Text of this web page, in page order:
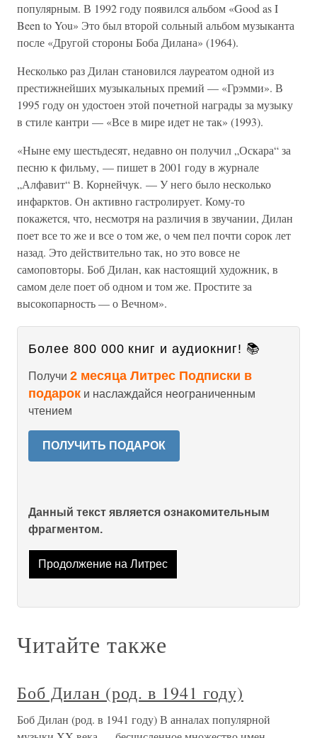
популярным. В 1992 году появился альбом «Good as I
Been to You» Это был второй сольный альбом музыканта
после «Другой стороны Боба Дилана» (1964).
Несколько раз Дилан становился лауреатом одной из
престижнейших музыкальных премий — «Грэмми». В
1995 году он удостоен этой почетной награды за музыку
в стиле кантри — «Все в мире идет не так» (1993).
«Ныне ему шестьдесят, недавно он получил „Оскара“ за
песню к фильму, — пишет в 2001 году в журнале
„Алфавит“ В. Корнейчук. — У него было несколько
инфарктов. Он активно гастролирует. Кому-то
покажется, что, несмотря на различия в звучании, Дилан
поет все то же и все о том же, о чем пел почти сорок лет
назад. Это действительно так, но это вовсе не
самоповторы. Боб Дилан, как настоящий художник, в
самом деле поет об одном и том же. Простите за
высокопарность — о Вечном».
Более 800 000 книг и аудиокниг! 📚
Получи 2 месяца Литрес Подписки в
подарок и наслаждайся неограниченным
чтением
ПОЛУЧИТЬ ПОДАРОК
Данный текст является ознакомительным
фрагментом.
Продолжение на Литрес
Читайте также
Боб Дилан (род. в 1941 году)
Боб Дилан (род. в 1941 году) В анналах популярной